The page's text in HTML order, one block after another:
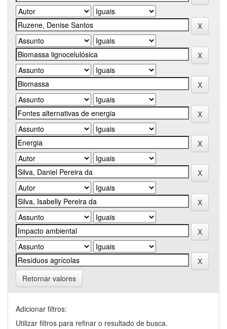
Retornar valores
Adicionar filtros:
Utilizar filtros para refinar o resultado de busca.